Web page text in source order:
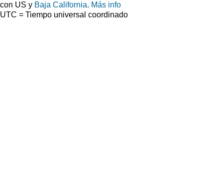
con US y Baja California. Más info
UTC = Tiempo universal coordinado